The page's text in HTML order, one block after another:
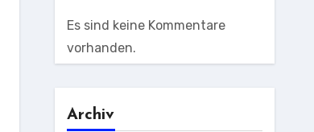
Es sind keine Kommentare
vorhanden.
Archiv